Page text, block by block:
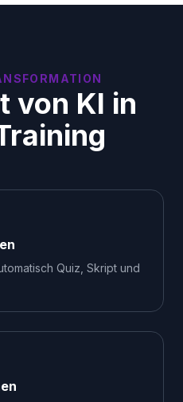
von KI in
Quiz, Skript und